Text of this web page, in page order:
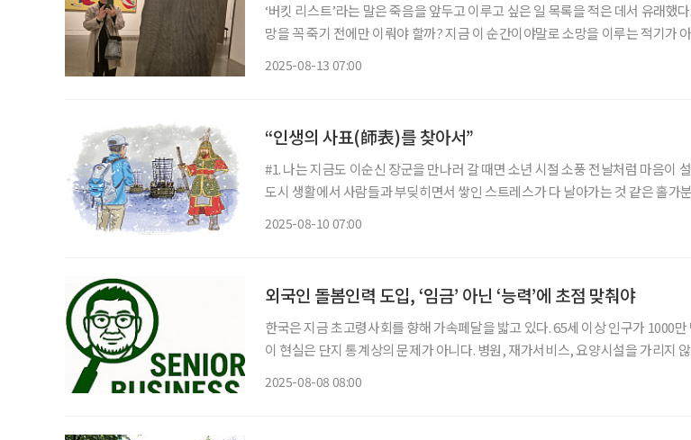
‘버킷 리스트’라는 말은 죽음을 앞두고 이루고 싶은 일 목록을 적은 데서 유래했다. 그러나
망을 꼭 죽기 전에만 이뤄야 할까? 지금 이 순간이야말로 소망을 이루는 적기가
2025-08-13 07:00
“인생의 사표(師表)를 찾아서”
#1. 나는 지금도 이순신 장군을 만나러 갈 때면 소년 시절 소풍 전날처럼 마음이
도시 생활에서 사람들과 부딪히면서 쌓인 스트레스가 다 날아가는 것 같은 홀가
2025-08-10 07:00
외국인 돌봄인력 도입, ‘임금’ 아닌 ‘능력’에 초점 맞춰야
한국은 지금 초고령사회를 향해 가속페달을 밟고 있다. 65세 이상 인구가 1000만
이 현실은 단지 통계상의 문제가 아니다. 병원, 재가서비스, 요양시설을 가리지
2025-08-08 08:00